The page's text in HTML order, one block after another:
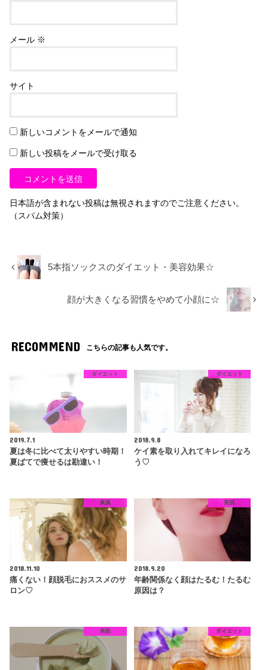
メール ※
サイト
新しいコメントをメールで通知
新しい投稿をメールで受け取る
日本語が含まれない投稿は無視されますのでご注意ください。
（スパム対策）
5本指ソックスのダイエット・美容効果☆
顔が大きくなる習慣をやめて小顔に☆
RECOMMEND こちらの記事も人気です。
ダイエット
2019.7.1
夏は冬に比べて太りやすい時期！
夏ばてで痩せるは勘違い！
ダイエット
2018.9.8
ケイ素を取り入れてキレイになろ
う♡
美肌
2018.11.10
痛くない！顔脱毛におススメのサ
ロン♡
美肌
2018.9.20
年齢関係なく顔はたるむ！たるむ
原因は？
美肌 ダイエット